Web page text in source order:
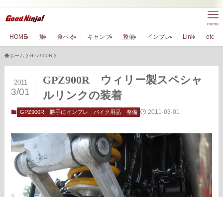
menu
HOME 旅 食べる キャンプ 整備 インプレ Link etc
ホーム GPZ900R
GPZ900R ウィリー製スペシャ
ルリンクの装着
2011
3/01
GPZ900R 勝手にインプレ バイク用品 整備 2011-03-01